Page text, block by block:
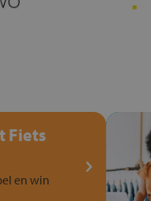
Fiets
en win